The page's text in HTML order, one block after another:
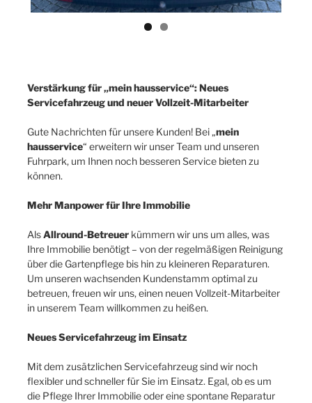
Verstärkung für „mein hausservice“: Neues
Servicefahrzeug und neuer Vollzeit-Mitarbeiter
Gute Nachrichten für unsere Kunden! Bei „mein
hausservice“ erweitern wir unser Team und unseren
Fuhrpark, um Ihnen noch besseren Service bieten zu
können.
Mehr Manpower für Ihre Immobilie
AlsAllround-Betreuer kümmern wir uns um alles, was
Ihre Immobilie benötigt – von der regelmäßigen Reinigung
über die Gartenpflege bis hin zu kleineren Reparaturen.
Um unseren wachsenden Kundenstamm optimal zu
betreuen, freuen wir uns, einen neuen Vollzeit-Mitarbeiter
in unserem Team willkommen zu heißen.
Neues Servicefahrzeug im Einsatz
Mit dem zusätzlichen Servicefahrzeug sind wir noch
flexibler und schneller für Sie im Einsatz. Egal, ob es um
die Pflege Ihrer Immobilie oder eine spontane Reparatur